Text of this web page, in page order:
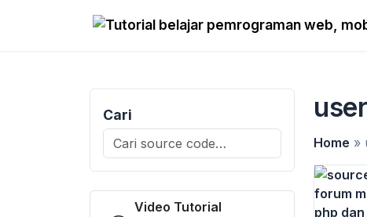
Cari
Search
for:
Video Tutorial
Home »